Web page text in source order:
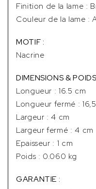
Finition de la lame :
Couleur de la lame :
MOTIF :
Nacrine
DIMENSIONS &
Longueur : 16.5 cm
Longueur fermé :
Largeur : 4 cm
Largeur fermé : 4 cm
Epaisseur : 1 cm
Poids : 0.060 kg
GARANTIE :